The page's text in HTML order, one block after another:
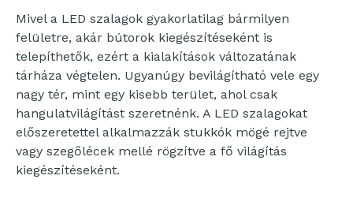
Mivel a LED szalagok gyakorlatilag bármilyen
felületre, akár bútorok kiegészítéseként is
telepíthetők, ezért a kialakítások változatának
tárháza végtelen. Ugyanúgy bevilágítható vele egy
nagy tér, mint egy kisebb terület, ahol csak
hangulatvilágítást szeretnénk. A LED szalagokat
előszeretettel alkalmazzák stukkók mögé rejtve
vagy szegőlécek mellé rögzítve a fő világítás
kiegészítéseként.